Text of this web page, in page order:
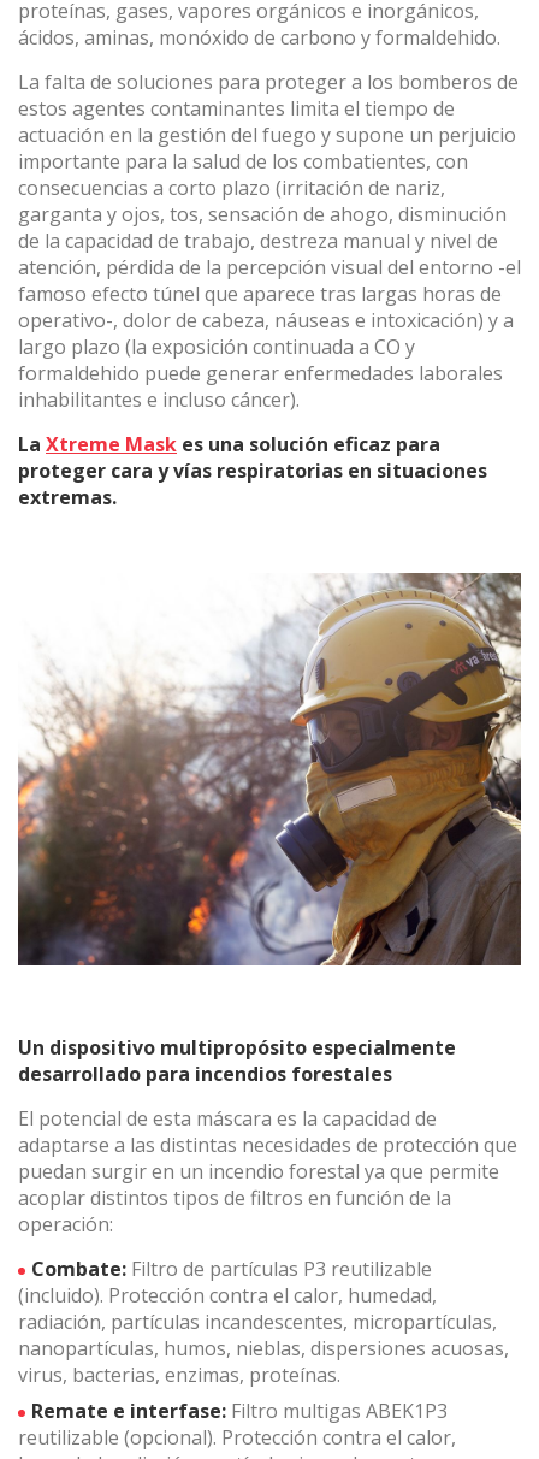
proteínas, gases, vapores orgánicos e inorgánicos,
ácidos, aminas, monóxido de carbono y formaldehido.
La falta de soluciones para proteger a los bomberos de
estos agentes contaminantes limita el tiempo de
actuación en la gestión del fuego y supone un perjuicio
importante para la salud de los combatientes, con
consecuencias a corto plazo (irritación de nariz,
garganta y ojos, tos, sensación de ahogo, disminución
de la capacidad de trabajo, destreza manual y nivel de
atención, pérdida de la percepción visual del entorno -el
famoso efecto túnel que aparece tras largas horas de
operativo-, dolor de cabeza, náuseas e intoxicación) y a
largo plazo (la exposición continuada a CO y
formaldehido puede generar enfermedades laborales
inhabilitantes e incluso cáncer).
La Xtreme Mask es una solución eficaz para
proteger cara y vías respiratorias en situaciones
extremas.
Un dispositivo multipropósito especialmente
desarrollado para incendios forestales
El potencial de esta máscara es la capacidad de
adaptarse a las distintas necesidades de protección que
puedan surgir en un incendio forestal ya que permite
acoplar distintos tipos de filtros en función de la
operación:
Combate: Filtro de partículas P3 reutilizable
(incluido). Protección contra el calor, humedad,
radiación, partículas incandescentes, micropartículas,
nanopartículas, humos, nieblas, dispersiones acuosas,
virus, bacterias, enzimas, proteínas.
Remate e interfase: Filtro multigas ABEK1P3
reutilizable (opcional). Protección contra el calor,
Modificar cookies
Técnicas y funcionales
Siempre activas
Si continua navegando, supone la aceptación de la
instalación de las mismas. El usuario tiene la posibilidad
de configurar su navegador pudiendo, si así lo desea,
deberá tener en cuenta que dicha acción podrá ocasionar
dificultades de navegación de la página web.
Analíticas y personalización
comportamiento de los usuarios de este sitio web. La
información recogida mediante este tipo de cookies se
utiliza en la medición de la actividad de la web para la
elaboración de perfiles de navegación de los usuarios con
el fin de introducir mejoras en función del análisis de los
datos de uso que hacen los usuarios del servicio. Permiten
guardar la información de preferencia del usuario para
mejorar la calidad de nuestros servicios y para ofrecer una
mejor experiencia a través de productos recomendados.